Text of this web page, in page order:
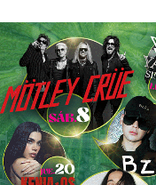
todavía no ocurre: se
aunque conserva (vía
especial de
quien. En resumidas
tiene el poder de
reparte el control de